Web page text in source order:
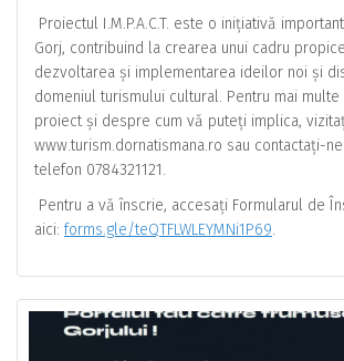
Proiectul I.M.P.A.C.T. este o inițiativă
Gorj, contribuind la crearea unui cadru
dezvoltarea și implementarea ideilor noi și
domeniul turismului cultural. Pentru mai
proiect și despre cum vă puteți implica,
www.turism.dornatismana.ro sau contactați-
telefon 0784321121.
Pentru a vă înscrie, accesați Formularul de
aici:forms.gle/teQTFLWLEYMNi1P69.